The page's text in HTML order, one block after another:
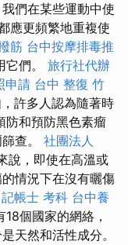
們在某些運動中使
應更頻繁地重複使
筋 台中按摩排毒推
們。 旅行社代辦
申請 台中 整復 竹
許多人認為隨著時
防和預防黑色素瘤
查。 社團法人
說，即使在高溫或
情況下在沒有曬傷
記帳士 考科 台中養
個國家的網絡，
天然和活性成分。